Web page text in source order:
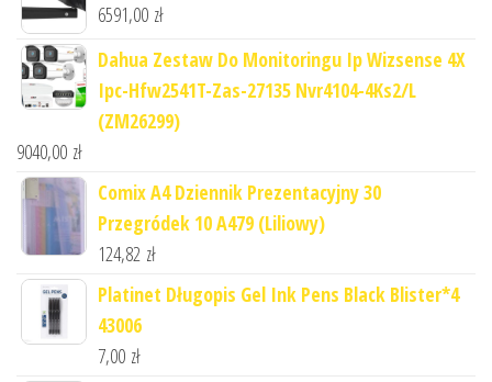
6591,00 zł
Dahua Zestaw Do Monitoringu Ip Wizsense 4X
Ipc-Hfw2541T-Zas-27135 Nvr4104-4Ks2/L
(ZM26299)
9040,00 zł
Comix A4 Dziennik Prezentacyjny 30
Przegródek 10 A479 (Liliowy)
124,82 zł
Platinet Długopis Gel Ink Pens Black Blister*4
43006
7,00 zł